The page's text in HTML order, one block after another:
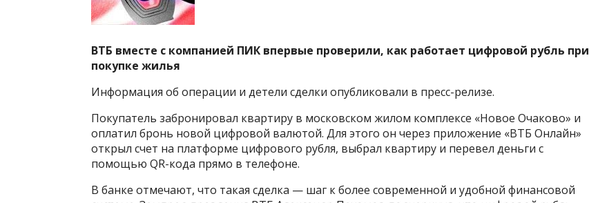
ВТБ вместе с компанией ПИК впервые проверили, как работает цифровой рубль при
покупке жилья
Информация об операции и детели сделки опубликовали в пресс-релизе.
Покупатель забронировал квартиру в московском жилом комплексе «Новое Очаково» и
оплатил бронь новой цифровой валютой. Для этого он через приложение «ВТБ Онлайн»
открыл счет на платформе цифрового рубля, выбрал квартиру и перевел деньги с
помощью QR-кода прямо в телефоне.
В банке отмечают, что такая сделка — шаг к более современной и удобной финансовой